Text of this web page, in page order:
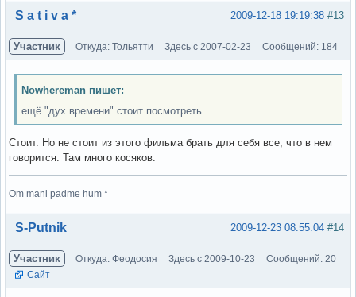
Вне форума #13
2009-12-18 19:19:38
S a t i v a *
Участник Откуда: Тольятти Здесь с 2007-02-23 Сообщений: 184
Nowhereman пишет:
ещё "дух времени" стоит посмотреть
Стоит. Но не стоит из этого фильма брать для себя все, что в нем
говорится. Там много косяков.
Om mani padme hum *
Вне форума #14
2009-12-23 08:55:04
S-Putnik
Участник Откуда: Феодосия Здесь с 2009-10-23
Сообщений: 20
Сайт